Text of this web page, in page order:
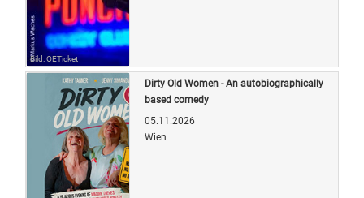
Bild: OETicket
Dirty Old Women - An autobiographically
based comedy
05.11.2026
Wien